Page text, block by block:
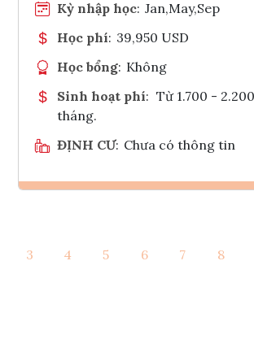
Kỳ nhập học: Jan,May,Sep
Học phí: 39,950 USD
Học bổng: Không
Sinh hoạt phí: Từ 1.700 -
tháng.
ĐỊNH CƯ: Chưa có thông tin
Tham vấn Interlink
3 4 5 6 7 8